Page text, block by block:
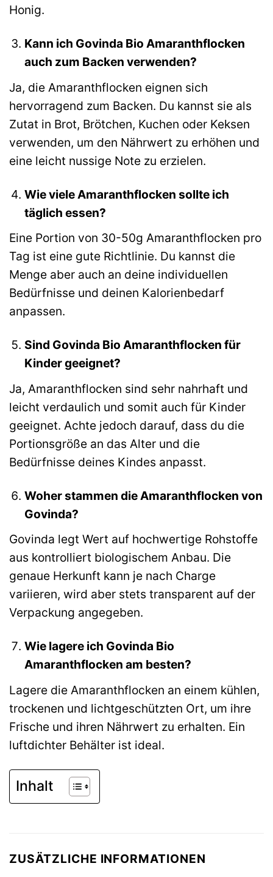
Honig.
Kann ich Govinda Bio Amaranthflocken
auch zum Backen verwenden?
Ja, die Amaranthflocken eignen sich
hervorragend zum Backen. Du kannst sie als
Zutat in Brot, Brötchen, Kuchen oder Keksen
verwenden, um den Nährwert zu erhöhen und
eine leicht nussige Note zu erzielen.
Wie viele Amaranthflocken sollte ich
täglich essen?
Eine Portion von 30-50g Amaranthflocken pro
Tag ist eine gute Richtlinie. Du kannst die
Menge aber auch an deine individuellen
Bedürfnisse und deinen Kalorienbedarf
anpassen.
Sind Govinda Bio Amaranthflocken für
Kinder geeignet?
Ja, Amaranthflocken sind sehr nahrhaft und
leicht verdaulich und somit auch für Kinder
geeignet. Achte jedoch darauf, dass du die
Portionsgröße an das Alter und die
Bedürfnisse deines Kindes anpasst.
Woher stammen die Amaranthflocken von
Govinda?
Govinda legt Wert auf hochwertige Rohstoffe
aus kontrolliert biologischem Anbau. Die
genaue Herkunft kann je nach Charge
variieren, wird aber stets transparent auf der
Verpackung angegeben.
Wie lagere ich Govinda Bio
Amaranthflocken am besten?
Lagere die Amaranthflocken an einem kühlen,
trockenen und lichtgeschützten Ort, um ihre
Frische und ihren Nährwert zu erhalten. Ein
luftdichter Behälter ist ideal.
Inhalt
ZUSÄTZLICHE INFORMATIONEN